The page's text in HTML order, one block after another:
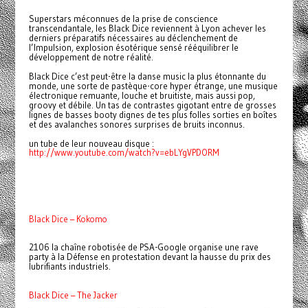
Superstars méconnues de la prise de conscience
transcendantale, les Black Dice reviennent à Lyon achever les
derniers préparatifs nécessaires au déclenchement de
l’Impulsion, explosion ésotérique sensé rééquilibrer le
développement de notre réalité.
Black Dice c’est peut-être la danse music la plus étonnante du
monde, une sorte de pastèque-core hyper étrange, une musique
électronique remuante, louche et bruitiste, mais aussi pop,
groovy et débile. Un tas de contrastes gigotant entre de grosses
lignes de basses booty dignes de tes plus folles sorties en boîtes
et des avalanches sonores surprises de bruits inconnus.
un tube de leur nouveau disque :
http://www.youtube.com/watch?v=ebLYgVPDORM
Black Dice – Kokomo
2106 la chaîne robotisée de PSA-Google organise une rave
party à la Défense en protestation devant la hausse du prix des
lubrifiants industriels.
Black Dice – The Jacker